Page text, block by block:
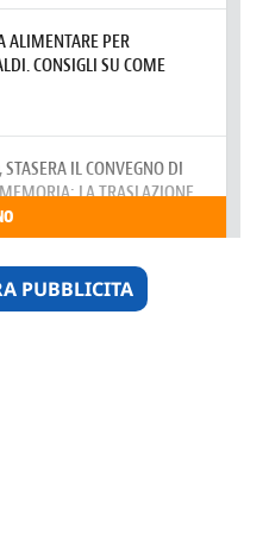
PUBBLICITA